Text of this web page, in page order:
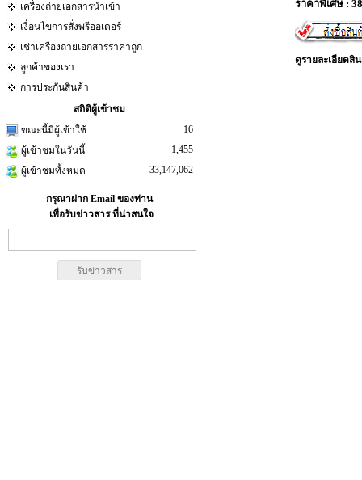
เครื่องถ่ายเอกสารนำเข้า
เงื่อนไขการสั่งพรีออเดอร์
เช่าเครื่องถ่ายเอกสารราคาถูก
ลูกค้าของเรา
การประกันสินค้า
สถิติผู้เข้าชม
ขณะนี้มีผู้เข้าใช้
16
ผู้เข้าชมในวันนี้
1,455
ผู้เข้าชมทั้งหมด
33,147,062
กรุณาฝาก Email ของท่าน
เพื่อรับข่าวสาร ที่น่าสนใจ
ราคาพิเศษ :
ดูรายละเอียดสิ